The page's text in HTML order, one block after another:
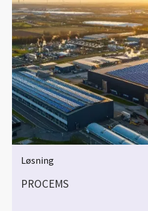
Løsning
PROCEMS